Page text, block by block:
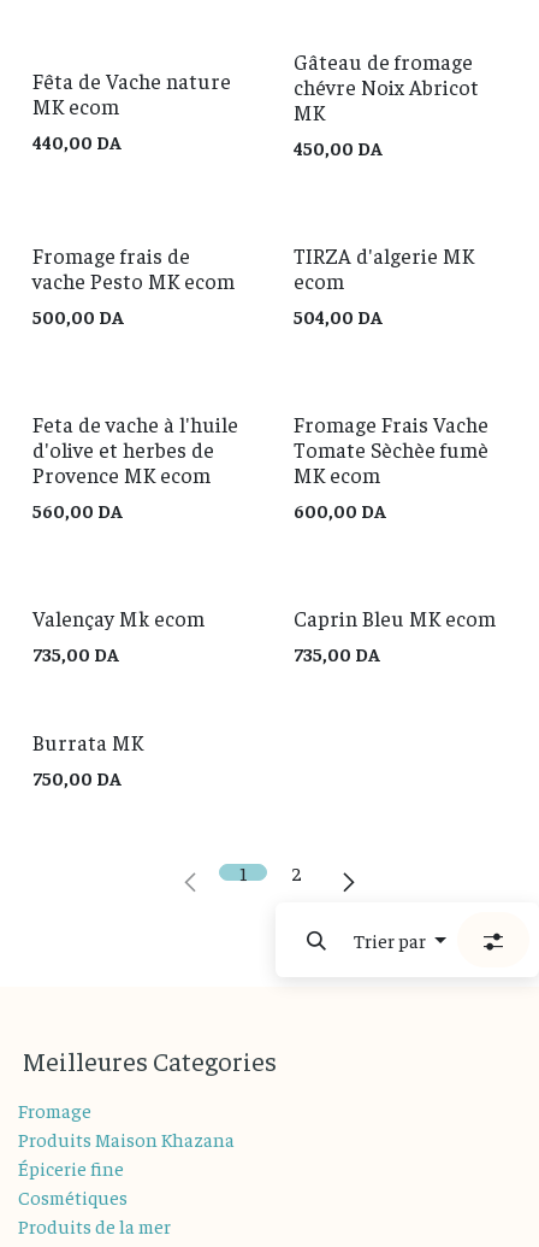
Fêta de Vache nature
MK ecom
440,00 DA
Gâteau de fromage
chévre Noix Abricot
MK
450,00 DA
Fromage frais de
vache Pesto MK ecom
500,00 DA
TIRZA d'algerie MK
ecom
504,00 DA
Feta de vache à l'huile
d'olive et herbes de
Provence MK ecom
560,00 DA
Fromage Frais Vache
Tomate Sèchèe fumè
MK ecom
600,00 DA
Valençay Mk ecom
735,00 DA
Caprin Bleu MK ecom
735,00 DA
Burrata MK
750,00 DA
1 2
Trier par
Meilleures Categories
Fromage
Produits Maison Khazana
Épicerie fine
Cosmétiques
Produits de la mer